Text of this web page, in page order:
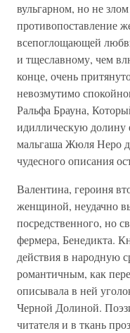
вульгарном, но не
противопоставление
всепоглощающей
и тщеславному, чем
конце, очень
невозмутимо
Ральфа Брауна,
идиллическую долину
мальгаша Жюля Неро
чудесного описания
Валентина, героиня
женщиной, неудачно
посредственного, но
фермера, Бенедикта.
действия в народную
романтичным, как
описывала в ней
Черной Долиной.
читателя и в ткань